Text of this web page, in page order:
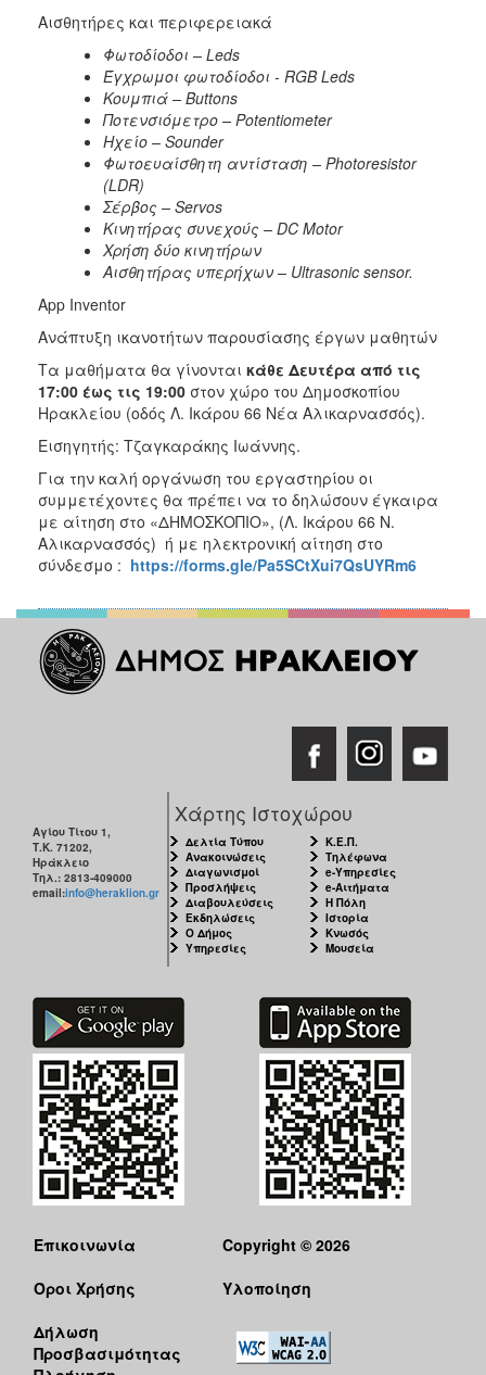
Αισθητήρες και περιφερειακά
Φωτοδίοδοι – Leds
Έγχρωμοι φωτοδίοδοι - RGB Leds
Κουμπιά – Buttons
Ποτενσιόμετρο – Potentiometer
Ηχείο – Sounder
Φωτοευαίσθητη αντίσταση – Photoresistor
(LDR)
Σέρβος – Servos
Κινητήρας συνεχούς – DC Motor
Χρήση δύο κινητήρων
Αισθητήρας υπερήχων – Ultrasonic sensor.
App Inventor
Ανάπτυξη ικανοτήτων παρουσίασης έργων μαθητών
Τα μαθήματα θα γίνονται κάθε Δευτέρα από τις
17:00 έως τις 19:00 στον χώρο του Δημοσκοπίου
Ηρακλείου (οδός Λ. Ικάρου 66 Νέα Αλικαρνασσός).
Εισηγητής: Τζαγκαράκης Ιωάννης.
Για την καλή οργάνωση του εργαστηρίου οι
συμμετέχοντες θα πρέπει να το δηλώσουν έγκαιρα
με αίτηση στο «ΔΗΜΟΣΚΟΠΙΟ», (Λ. Ικάρου 66 Ν.
Αλικαρνασσός) ή με ηλεκτρονική αίτηση στο
σύνδεσμο : https://forms.gle/Pa5SCtXui7QsUYRm6
Αγίου Τίτου 1,
Τ.Κ. 71202,
Ηράκλειο
Τηλ.: 2813-409000
email:info@heraklion.gr
Χάρτης Ιστοχώρου
Δελτία Τύπου
Ανακοινώσεις
Διαγωνισμοί
Προσλήψεις
Διαβουλεύσεις
Εκδηλώσεις
Ο Δήμος
Υπηρεσίες
Κ.Ε.Π.
Τηλέφωνα
e-Υπηρεσίες
e-Αιτήματα
Η Πόλη
Ιστορία
Κνωσός
Μουσεία
Επικοινωνία
Όροι Χρήσης
Δήλωση
Προσβασιμότητας
Copyright © 2026
Υλοποίηση